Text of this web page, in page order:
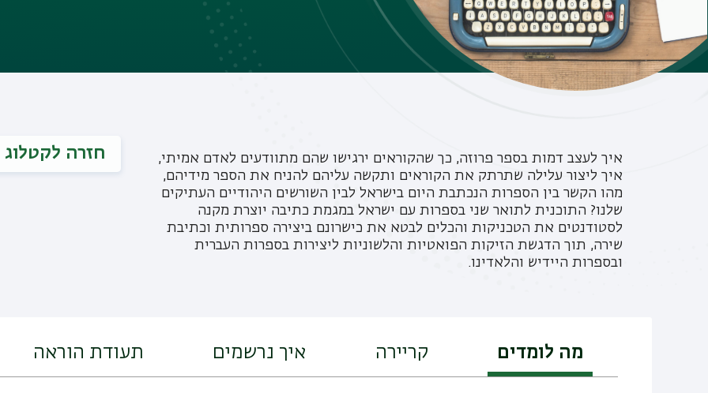
איך לעצב דמות בספר פרוזה, כך שהקוראים ירגישו שהם מתוודעים לאדם אמיתי,
איך ליצור עלילה שתרתק את הקוראים ותקשה עליהם להניח את הספר מידיהם,
מהו הקשר בין הספרות הנכתבת היום בישראל לבין השורשים היהודיים העתיקים
שלנו? התוכנית לתואר שני בספרות עם ישראל במגמת כתיבה יוצרת מקנה
לסטודנטים את הטכניקות והכלים לבטא את כישרונם ביצירה ספרותית וכתיבת
שירה, תוך הדגשת הזיקות הפואטיות והלשוניות ליצירות בספרות העברית
ובספרות היידיש והלאדינו.
חזרה לקטלוג
מה לומדים קריירה איך נרשמים תעודת הוראה